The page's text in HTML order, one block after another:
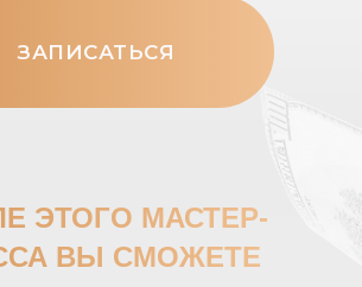
ЗАПИСАТЬСЯ
ЭТОГО МАСТЕР-
ВЫ СМОЖЕТЕ